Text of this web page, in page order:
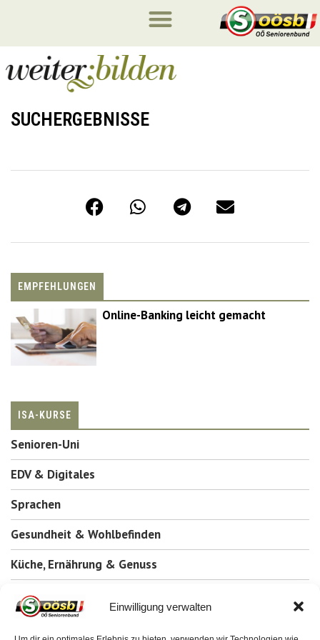
Einwilligung verwalten
SUCHERGEBNISSE
EMPFEHLUNGEN
Online-Banking leicht gemacht
ISA-KURSE
Senioren-Uni
EDV & Digitales
Sprachen
Gesundheit & Wohlbefinden
Küche, Ernährung & Genuss
Kreatives, Persönlichkeit & Recht